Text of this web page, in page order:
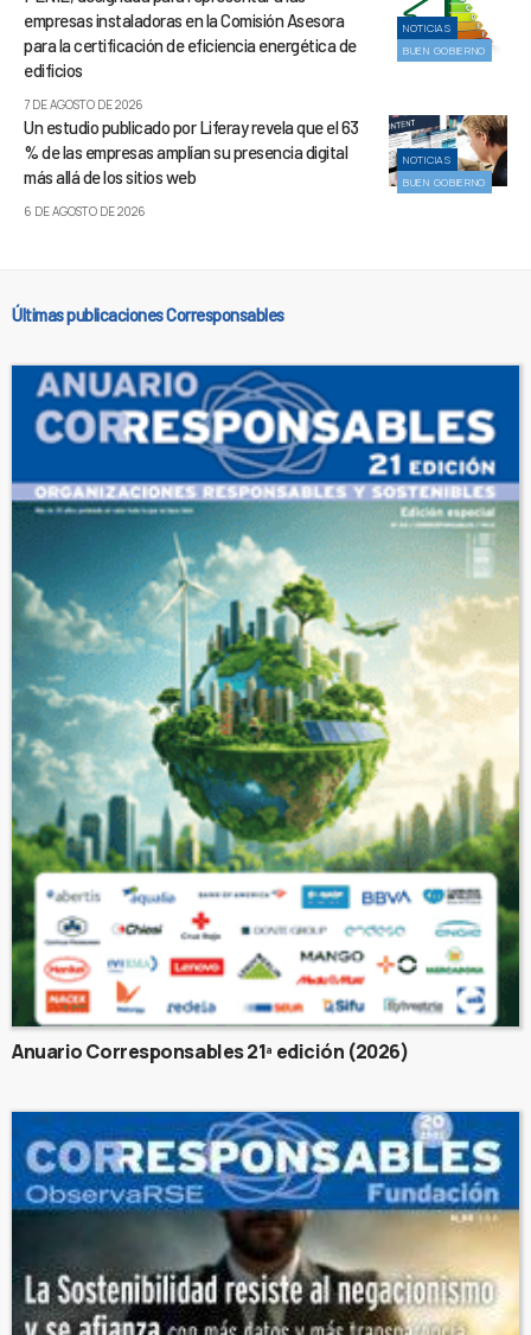
NOTICIAS
BUEN GOBIERNO
empresas instaladoras en la Comisión Asesora
para la certificación de eficiencia energética de
edificios
7 DE AGOSTO DE 2026
NOTICIAS
BUEN GOBIERNO
Un estudio publicado por Liferay revela que el 63
% de las empresas amplían su presencia digital
más allá de los sitios web
6 DE AGOSTO DE 2026
Últimas publicaciones Corresponsables
Anuario Corresponsables 21ª edición (2026)